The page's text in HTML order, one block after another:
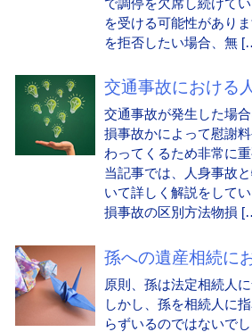
を受ける可能性があり
を拒否したい場合、無
交通事故における
交通事故が発生した場
損事故かによって慰謝
わってくるため非常に
当記事では、人身事故
いて詳しく解説をして
損事故の区別方法物損
孫への遺産相続に
原則、孫は法定相続人
しかし、孫を相続人に
らずいるのではないで